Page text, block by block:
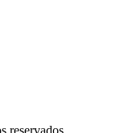
reservados.